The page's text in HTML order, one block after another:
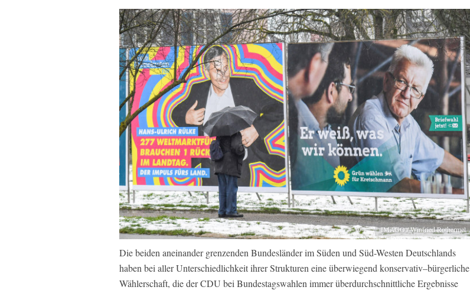
IMAGO / Winfried Rothermel
Die beiden aneinander grenzenden Bundesländer im Süden und Süd-Westen Deutschlands
haben bei aller Unterschiedlichkeit ihrer Strukturen eine überwiegend konservativ–bürgerliche
Wählerschaft, die der CDU bei Bundestagswahlen immer überdurchschnittliche Ergebnisse